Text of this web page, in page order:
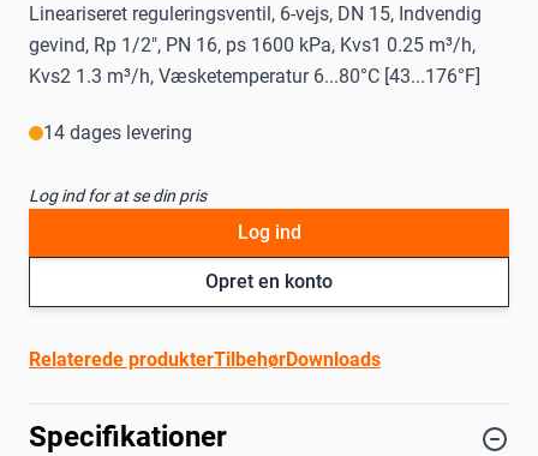
Lineariseret reguleringsventil, 6-vejs, DN 15, Indvendig
gevind, Rp 1/2", PN 16, ps 1600 kPa, Kvs1 0.25 m³/h,
Kvs2 1.3 m³/h, Væsketemperatur 6...80°C [43...176°F]
14 dages levering
Log ind for at se din pris
Opret en konto
Log ind
Relaterede produkterTilbehørDownloads
Specifikationer